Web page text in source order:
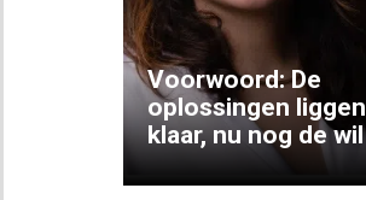
Voorwoord: De
oplossingen liggen
klaar, nu nog de wil